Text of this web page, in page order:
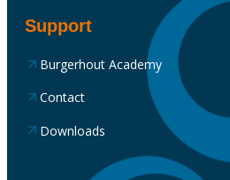
Support
Burgerhout Academy
Contact
Downloads